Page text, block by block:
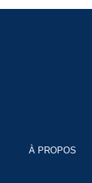
À PROPOS